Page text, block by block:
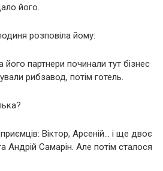
його.
розповіла йому:
його партнери починали тут бізнес
рибзавод, потім готель.
Віктор, Арсеній… і ще двоє
Андрій Самарін. Але потім сталося